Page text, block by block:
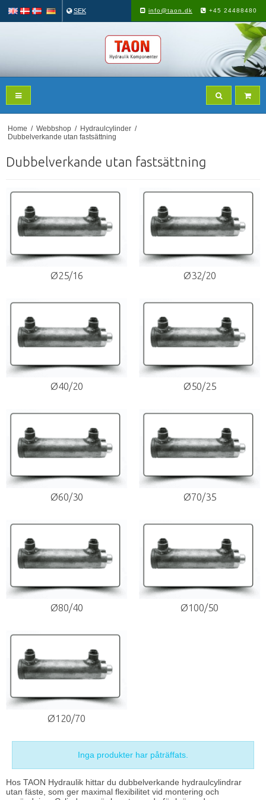
SEK info@taon.dk +45 24488480
Home / Webbshop / Hydraulcylinder /
Dubbelverkande utan fastsättning
Dubbelverkande utan fastsättning
Ø25/16 Ø32/20
Ø40/20 Ø50/25
Ø60/30 Ø70/35
Ø80/40 Ø100/50
Ø120/70
Inga produkter har påträffats.
Hos TAON Hydraulik hittar du dubbelverkande hydraulcylindrar
utan fäste, som ger maximal flexibilitet vid montering och